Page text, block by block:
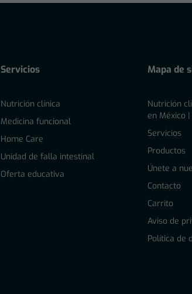
Servicios
Nutrición clínica
Medicina funcional
Home Care
Unidad de falla intestinal
Oferta educativa
Mapa de
Nutrición
en México
Servicios
Productos
Únete a
Contacto
Carrito
Aviso de
Política de